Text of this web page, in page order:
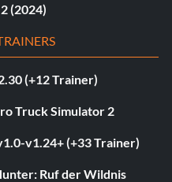
(2024)
(+12 Trainer)
Truck Simulator 2
v1.24+ (+33 Trainer)
Ruf der Wildnis